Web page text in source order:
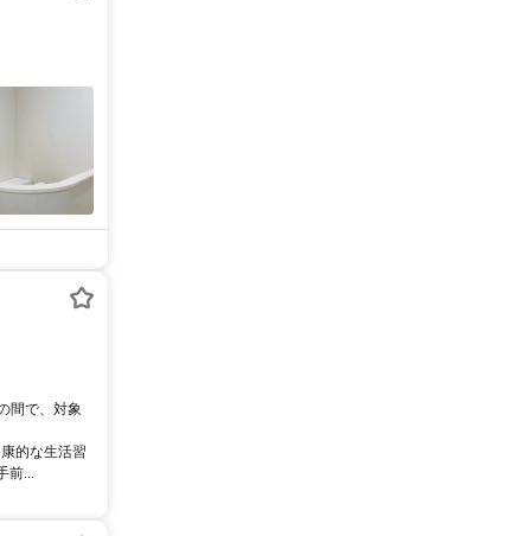
間で、対象
的な生活習
前...